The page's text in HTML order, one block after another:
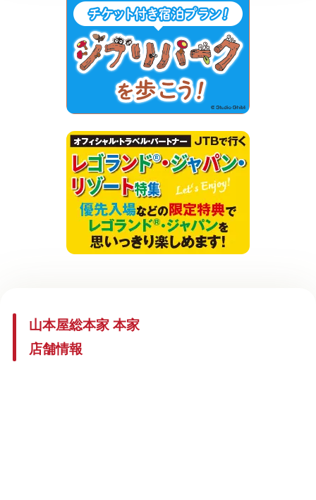
山本屋総本家 本家
店舗情報